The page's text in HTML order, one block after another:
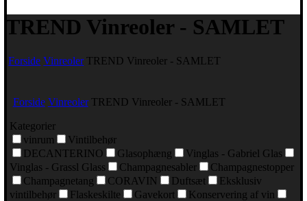
TREND Vinreoler - SAMLET
Forside Vinreoler TREND Vinreoler - SAMLET
Forside Vinreoler TREND Vinreoler - SAMLET
Kategorier
vinrum
Vintilbehør
DECANTERINO
Glasophæng
Vinglas - Gabriel Glas
Vinglas - Grassl Glass
Champagnesabler
Champagnestopper
Champagnetang
CORAVIN Duftsæt
Eksklusiv
vintilbehør
Flaskeskilte Gavekort
Konservering af vin